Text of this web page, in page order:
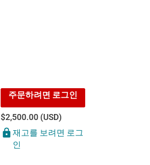
주문하려면 로그인
$2,500.00 (USD)
재고를 보려면 로그
인